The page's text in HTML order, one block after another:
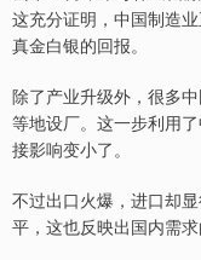
这充分证明，中国制造
真金白银的回报。
除了产业升级外，很多
等地设厂。这一步利用
接影响变小了。
不过出口火爆，进口却
平，这也反映出国内需求